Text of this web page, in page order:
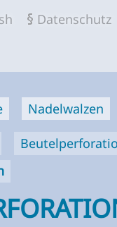
Datenschutz
Nadelwalzen